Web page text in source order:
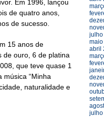
Em 1996, lançou
de quatro anos,
de sucesso.
15 anos de
de ouro, 6 de platina
que teve quase 1
música “Minha
naturalidade e
abril